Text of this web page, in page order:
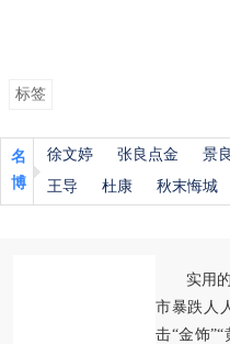
标签
名
博
徐文婷 张良点金 景
王导
杜康 秋末悔城
实用
市暴跌人
击“金饰